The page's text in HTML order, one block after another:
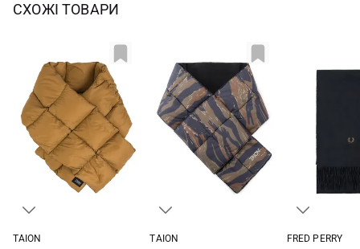
СХОЖІ ТОВАРИ
TAION
TAION
FRED PERRY